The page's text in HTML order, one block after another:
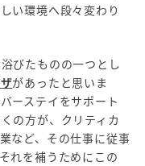
い環境へ段々変わり
びたものの一つとし
があったと思いま
ーステイをサポート
の方が、クリティカ
など、その仕事に従事
れを補うためにこの